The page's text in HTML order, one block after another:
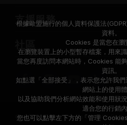
支援服務
© 2026 Team Group Inc. All
根據歐盟施行的個人資料保護法
資料。
Cookies 是當您在瀏
在瀏覽裝置上的小型暫存檔案，用來
當您再度訪問本網站時，Cookies 能
資訊。
如點選「全部接受」，表示您允許我
網站上的使用體
以及協助我們分析網站效能和使用狀
適合您的行銷內
您也可以點擊左下方的「管理